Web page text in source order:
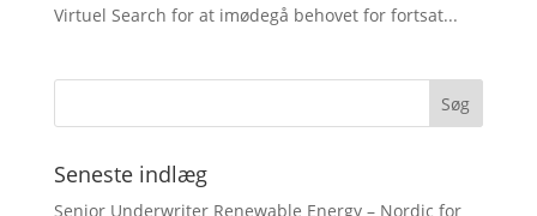
Virtuel Search for at imødegå behovet for fortsat...
Seneste indlæg
Senior Underwriter Renewable Energy – Nordic for